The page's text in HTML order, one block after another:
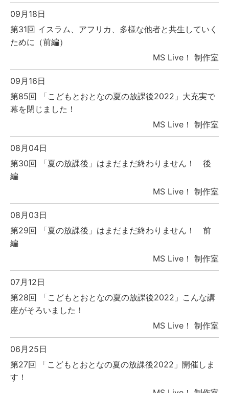
09月18日
第31回 イスラム、アフリカ、多様な他者と共生していく
ために（前編）
MS Live！ 制作室
09月16日
第85回 「こどもとおとなの夏の放課後2022」大充実で
幕を閉じました！
MS Live！ 制作室
08月04日
第30回 「夏の放課後」はまだまだ終わりません！ 後
編
MS Live！ 制作室
08月03日
第29回 「夏の放課後」はまだまだ終わりません！ 前
編
MS Live！ 制作室
07月12日
第28回 「こどもとおとなの夏の放課後2022」こんな講
座がそろいました！
MS Live！ 制作室
06月25日
第27回 「こどもとおとなの夏の放課後2022」開催しま
す！